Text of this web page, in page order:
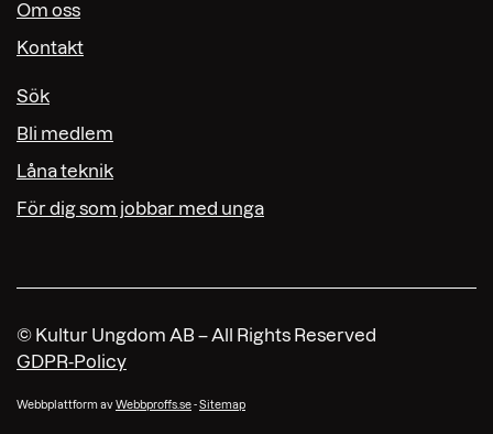
Om oss
Kontakt
Sök
Bli medlem
Låna teknik
För dig som jobbar med unga
© Kultur Ungdom AB – All Rights Reserved
GDPR-Policy
Webbplattform avWebbproffs.se-Sitemap